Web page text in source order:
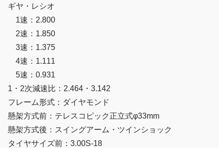
ギヤ・レシオ
1速：2.800
2速：1.850
3速：1.375
4速：1.111
5速：0.931
1・2次減速比：2.464・3.142
フレーム形式：ダイヤモンド
懸架方式前：テレスコピック正立式φ33mm
懸架方式後：スイングアーム・ツインショック
タイヤサイズ前：3.00S-18